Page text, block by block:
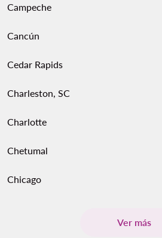
Campeche
Cancún
Cedar Rapids
Charleston, SC
Charlotte
Chetumal
Chicago
Ver más